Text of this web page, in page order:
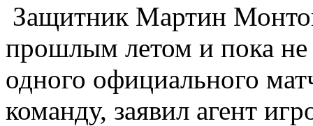
Защитник Мартин
прошлым летом и пока
одного официального
команду, заявил агент